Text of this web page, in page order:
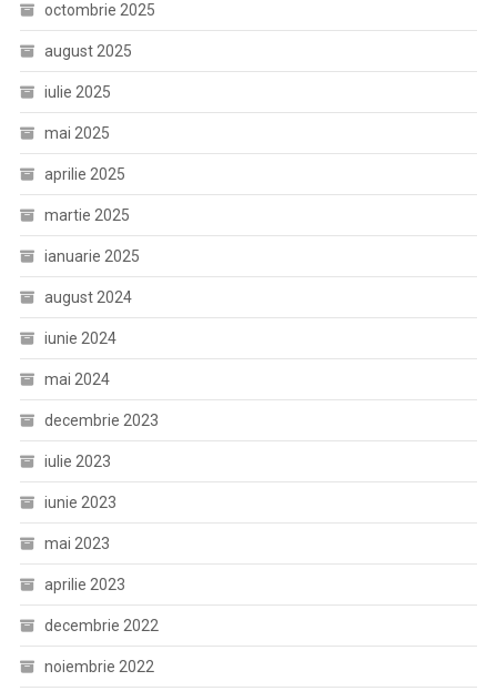
octombrie 2025
august 2025
iulie 2025
mai 2025
aprilie 2025
martie 2025
ianuarie 2025
august 2024
iunie 2024
mai 2024
decembrie 2023
iulie 2023
iunie 2023
mai 2023
aprilie 2023
decembrie 2022
noiembrie 2022